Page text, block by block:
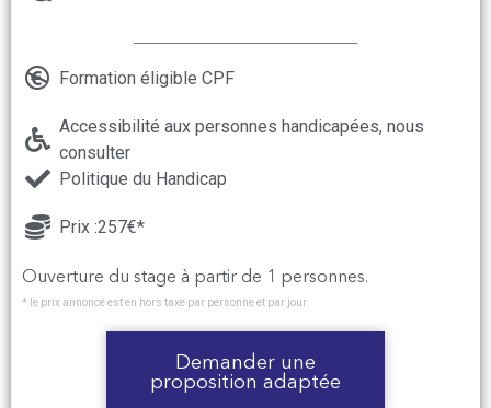
Formation éligible CPF
Accessibilité aux personnes handicapées, nous
consulter
Politique du Handicap
Prix :257€*
Ouverture du stage à partir de 1 personnes.
* le prix annoncé est en hors taxe par personne et par jour
Demander une
proposition adaptée